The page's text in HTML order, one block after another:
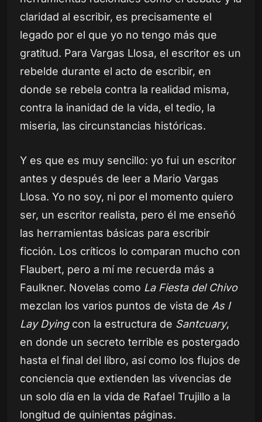
claridad al escribir, es precisamente el
legado por el que yo no tengo más que
gratitud. Para Vargas Llosa, el escritor es un
rebelde durante el acto de escribir, en
donde se rebela contra la realidad misma,
contra la inanidad de la vida, el tedio, la
miseria, las circunstancias históricas.
Y es que es muy sencillo: yo fui un escritor
antes y después de leer a Mario Vargas
Llosa. Yo no soy, ni por el momento quiero
ser, un escritor realista, pero él me enseñó
las herramientas básicas para escribir
ficción. Los críticos lo comparan mucho con
Flaubert, pero a mí me recuerda más a
Faulkner. Novelas como La Fiesta del Chivo
mezclan los varios puntos de vista deAs I
Lay Dyingcon la estructura de Santcuary,
en donde un secreto terrible es postergado
hasta el final del libro, así como los flujos de
conciencia que extienden las vivencias de
un solo día en la vida de Rafael Trujillo a la
longitud de quinientas páginas.